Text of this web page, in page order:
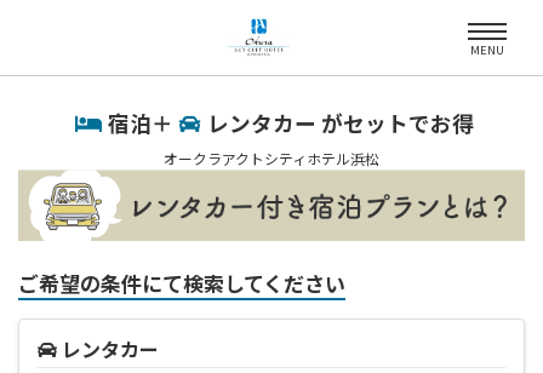
MENU
宿泊＋ レンタカー がセットでお得
オークラアクトシティホテル浜松
ご希望の条件にて検索してください
レンタカー